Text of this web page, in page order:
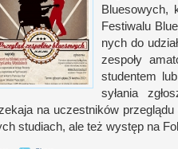
Bluesowych,
Festiwalu
nych do
zespoły
studen­tem
syłania
na uczest­ników
studiach, ale też występ na